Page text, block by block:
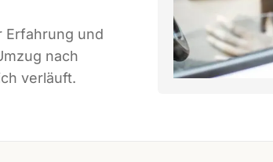
Erfahrung und
nach
verläuft.